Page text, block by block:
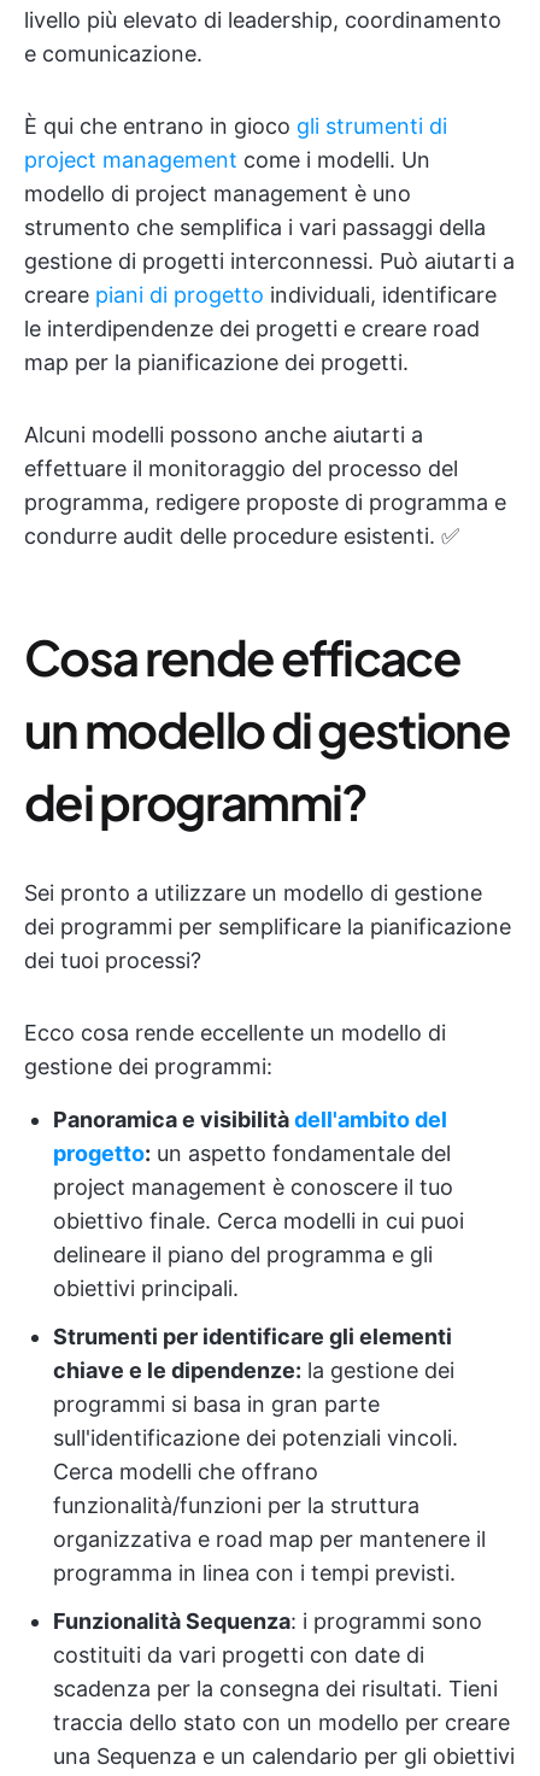
livello più elevato di leadership, coordinamento
e comunicazione.
È qui che entrano in gioco gli strumenti di
project management come i modelli. Un
modello di project management è uno
strumento che semplifica i vari passaggi della
gestione di progetti interconnessi. Può aiutarti a
creare piani di progetto individuali, identificare
le interdipendenze dei progetti e creare road
map per la pianificazione dei progetti.
Alcuni modelli possono anche aiutarti a
effettuare il monitoraggio del processo del
programma, redigere proposte di programma e
condurre audit delle procedure esistenti. ✅
Cosa rende efficace
un modello di gestione
dei programmi?
Sei pronto a utilizzare un modello di gestione
dei programmi per semplificare la pianificazione
dei tuoi processi?
Ecco cosa rende eccellente un modello di
gestione dei programmi:
Panoramica e visibilitàdell'ambito del
progetto: un aspetto fondamentale del
project management è conoscere il tuo
obiettivo finale. Cerca modelli in cui puoi
delineare il piano del programma e gli
obiettivi principali.
Strumenti per identificare gli elementi
chiave e le dipendenze: la gestione dei
programmi si basa in gran parte
sull'identificazione dei potenziali vincoli.
Cerca modelli che offrano
funzionalità/funzioni per la struttura
organizzativa e road map per mantenere il
programma in linea con i tempi previsti.
Funzionalità Sequenza: i programmi sono
costituiti da vari progetti con date di
scadenza per la consegna dei risultati. Tieni
traccia dello stato con un modello per creare
una Sequenza e un calendario per gli obiettivi